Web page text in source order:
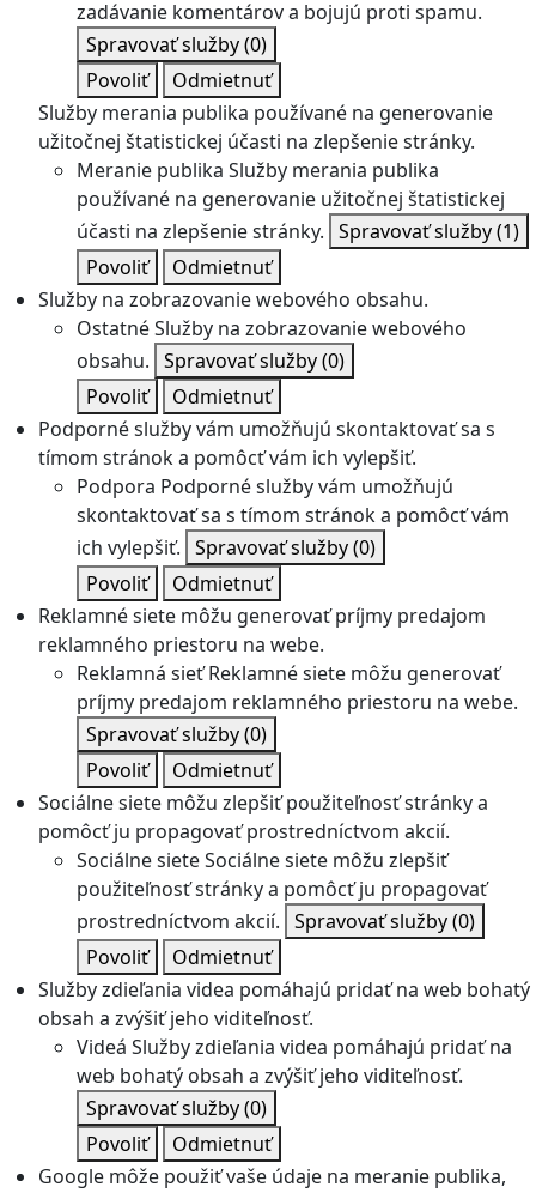
zadávanie komentárov a bojujú proti spamu.
Spravovať služby(0)
Povoliť
Odmietnuť
Služby merania publika používané na generovanie
užitočnej štatistickej účasti na zlepšenie stránky.
Meranie publika Služby merania publika
používané na generovanie užitočnej štatistickej
účasti na zlepšenie stránky. Spravovať služby(1)
Povoliť
Odmietnuť
Služby na zobrazovanie webového obsahu.
OstatnéSlužby na zobrazovanie webového
obsahu. Spravovať služby(0)
Povoliť
Odmietnuť
Podporné služby vám umožňujú skontaktovať sa s
tímom stránok a pomôcť vám ich vylepšiť.
Podpora Podporné služby vám umožňujú
skontaktovať sa s tímom stránok a pomôcť vám
ich vylepšiť. Spravovať služby(0)
Povoliť
Odmietnuť
Reklamné siete môžu generovať príjmy predajom
reklamného priestoru na webe.
Reklamná sieť Reklamné siete môžu generovať
príjmy predajom reklamného priestoru na webe.
Spravovať služby(0)
Povoliť
Odmietnuť
Sociálne siete môžu zlepšiť použiteľnosť stránky a
pomôcť ju propagovať prostredníctvom akcií.
Sociálne sieteSociálne siete môžu zlepšiť
použiteľnosť stránky a pomôcť ju propagovať
prostredníctvom akcií. Spravovať služby(0)
Povoliť
Odmietnuť
Služby zdieľania videa pomáhajú pridať na web bohatý
obsah a zvýšiť jeho viditeľnosť.
Videá Služby zdieľania videa pomáhajú pridať na
web bohatý obsah a zvýšiť jeho viditeľnosť.
Spravovať služby(0)
Povoliť
Odmietnuť
Google môže použiť vaše údaje na meranie publika,